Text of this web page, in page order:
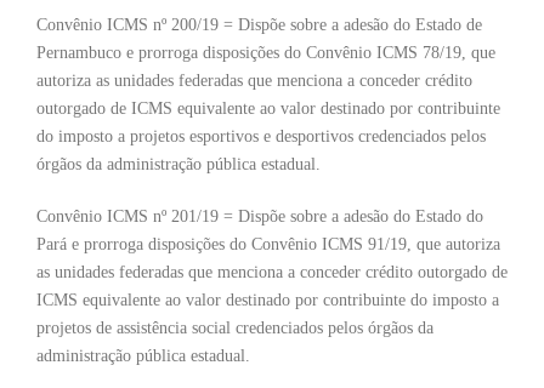
Convênio ICMS nº 200/19 = Dispõe sobre a adesão do Estado de
Pernambuco e prorroga disposições do Convênio ICMS 78/19, que
autoriza as unidades federadas que menciona a conceder crédito
outorgado de ICMS equivalente ao valor destinado por contribuinte
do imposto a projetos esportivos e desportivos credenciados pelos
órgãos da administração pública estadual.
Convênio ICMS nº 201/19 = Dispõe sobre a adesão do Estado do
Pará e prorroga disposições do Convênio ICMS 91/19, que autoriza
as unidades federadas que menciona a conceder crédito outorgado de
ICMS equivalente ao valor destinado por contribuinte do imposto a
projetos de assistência social credenciados pelos órgãos da
administração pública estadual.